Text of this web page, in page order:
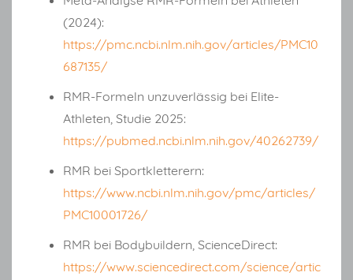
(2024):
https://pmc.ncbi.nlm.nih.gov/articles/PMC10
687135/
RMR-Formeln unzuverlässig bei Elite-
Athleten, Studie 2025:
https://pubmed.ncbi.nlm.nih.gov/40262739/
RMR bei Sportkletterern:
https://www.ncbi.nlm.nih.gov/pmc/articles/
PMC10001726/
RMR bei Bodybuildern, ScienceDirect:
https://www.sciencedirect.com/science/artic